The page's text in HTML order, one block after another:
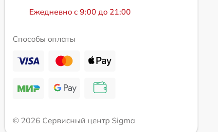
Ежедневно с 9:00 до 21:00
Способы оплаты
© 2026 Сервисный центр Sigma